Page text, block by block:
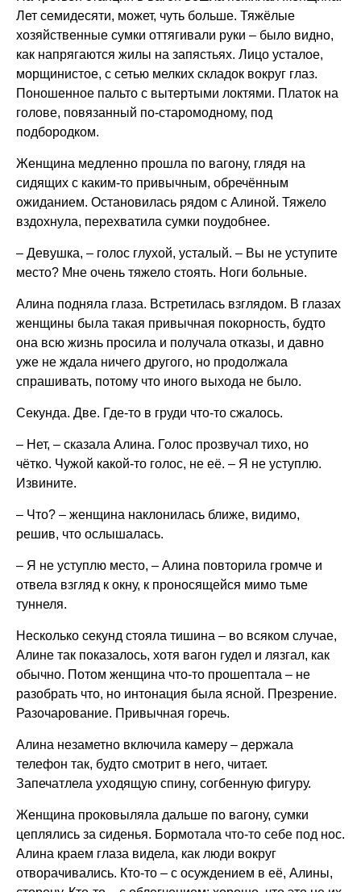
Лет семидесяти, может, чуть больше. Тяжёлые
хозяйственные сумки оттягивали руки – было видно,
как напрягаются жилы на запястьях. Лицо усталое,
морщинистое, с сетью мелких складок вокруг глаз.
Поношенное пальто с вытертыми локтями. Платок на
голове, повязанный по-старомодному, под
подбородком.
Женщина медленно прошла по вагону, глядя на
сидящих с каким-то привычным, обречённым
ожиданием. Остановилась рядом с Алиной. Тяжело
вздохнула, перехватила сумки поудобнее.
– Девушка, – голос глухой, усталый. – Вы не уступите
место? Мне очень тяжело стоять. Ноги больные.
Алина подняла глаза. Встретилась взглядом. В глазах
женщины была такая привычная покорность, будто
она всю жизнь просила и получала отказы, и давно
уже не ждала ничего другого, но продолжала
спрашивать, потому что иного выхода не было.
Секунда. Две. Где-то в груди что-то сжалось.
– Нет, – сказала Алина. Голос прозвучал тихо, но
чётко. Чужой какой-то голос, не её. – Я не уступлю.
Извините.
– Что? – женщина наклонилась ближе, видимо,
решив, что ослышалась.
– Я не уступлю место, – Алина повторила громче и
отвела взгляд к окну, к проносящейся мимо тьме
туннеля.
Несколько секунд стояла тишина – во всяком случае,
Алине так показалось, хотя вагон гудел и лязгал, как
обычно. Потом женщина что-то прошептала – не
разобрать что, но интонация была ясной. Презрение.
Разочарование. Привычная горечь.
Алина незаметно включила камеру – держала
телефон так, будто смотрит в него, читает.
Запечатлела уходящую спину, согбенную фигуру.
Женщина проковыляла дальше по вагону, сумки
цеплялись за сиденья. Бормотала что-то себе под нос.
Алина краем глаза видела, как люди вокруг
отворачивались. Кто-то – с осуждением в её, Алины,